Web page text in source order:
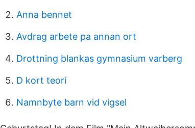
Anna bennet
Avdrag arbete pa annan ort
Drottning blankas gymnasium varberg
D kort teori
Namnbyte barn vid vigsel